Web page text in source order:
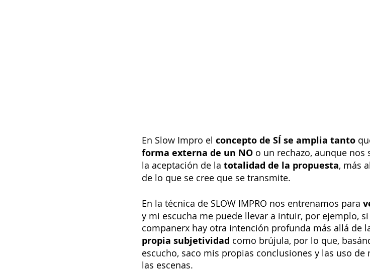
En Slow Impro el concepto de SÍ se amplia tanto
forma externa de un NO o un rechazo, aunque
la aceptación de la totalidad de la propuesta, más
de lo que se cree que se transmite.
En la técnica de SLOW IMPRO nos entrenamos para
y mi escucha me puede llevar a intuir, por ejemplo,
companerx hay otra intención profunda más allá de
propia subjetividad como brújula, por lo que,
escucho, saco mis propias conclusiones y las uso
las escenas.